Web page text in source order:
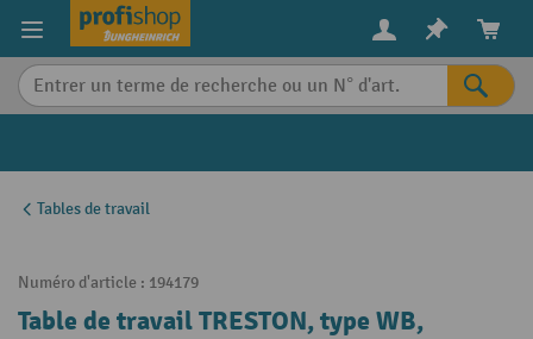
content
Tables de travail
Numéro d'article : 194179
Table de travail TRESTON, type WB,